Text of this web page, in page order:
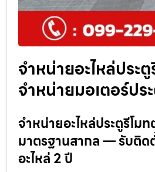
จำหน่ายอะไหล่ประ
จำหน่ายมอเตอร์ปร
จำหน่ายอะไหล่ประตูรีโม
มาตรฐานสากล — รับติด
อะไหล่ 2 ปี